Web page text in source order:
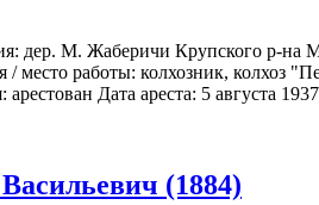
дер. М. Жаберичи Крупского р-на
место работы: колхозник, колхоз
Дата ареста: 5 августа
(1884)